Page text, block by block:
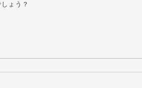
ょう？